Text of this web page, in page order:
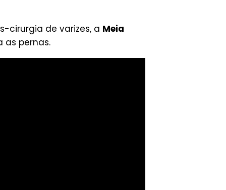
cirurgia de varizes, a Meia
as pernas.